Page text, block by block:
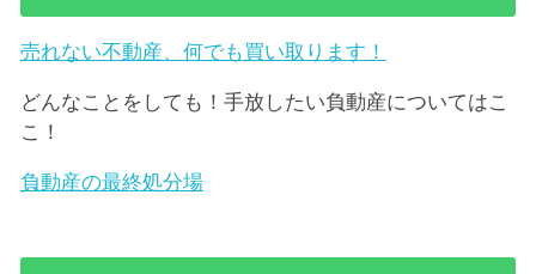
売れない不動産、何でも買い取ります！
どんなことをしても！手放したい負動産についてはこ
こ！
負動産の最終処分場